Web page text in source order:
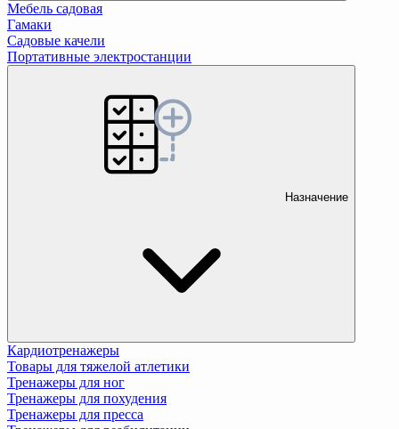
Мебель садовая
Гамаки
Садовые качели
Портативные электростанции
Назначение
Кардиотренажеры
Товары для тяжелой атлетики
Тренажеры для ног
Тренажеры для похудения
Тренажеры для пресса